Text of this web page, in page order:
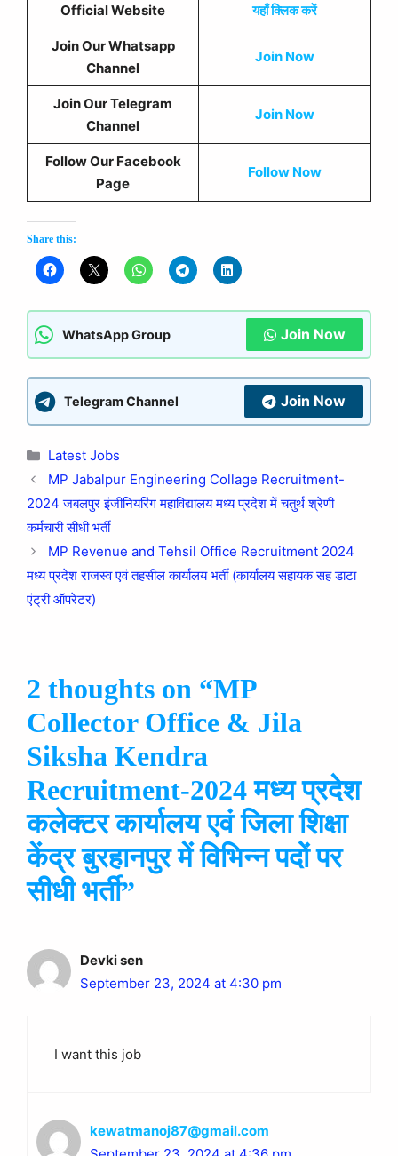
Official Website यहाँ क्लिक करें
Join Our Whatsapp
Channel
Join Now
Join Our Telegram
Channel
Join Now
Follow Our Facebook
Page
Follow Now
Share this:
WhatsApp Group Join Now
Telegram Channel Join Now
Latest Jobs
MP Jabalpur Engineering Collage Recruitment-
2024 जबलपुर इंजीनियरिंग महाविद्यालय मध्य प्रदेश में चतुर्थ श्रेणी
कर्मचारी सीधी भर्ती
MP Revenue and Tehsil Office Recruitment 2024
मध्य प्रदेश राजस्‍व एवं तहसील कार्यालय भर्ती (कार्यालय सहायक सह डाटा
एंट्री ऑपरेटर)
2 thoughts on “MP
Collector Office & Jila
Siksha Kendra
Recruitment-2024 मध्य प्रदेश
कलेक्टर कार्यालय एवं जिला शिक्षा
केंद्र बुरहानपुर में विभिन्न पदों पर
सीधी भर्ती”
Devki sen
September 23, 2024 at 4:30 pm
I want this job
kewatmanoj87@gmail.com